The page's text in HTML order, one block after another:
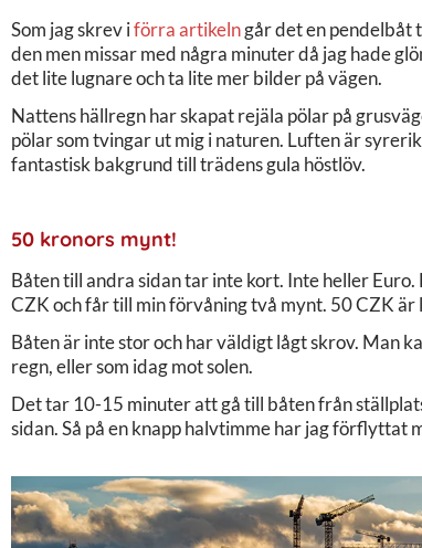
Som jag skrev iförra artikelngår det en pendelbåt
den men missar med några minuter då jag hade
det lite lugnare och ta lite mer bilder på vägen.
Nattens hällregn har skapat rejäla pölar på
pölar som tvingar ut mig i naturen. Luften är
fantastisk bakgrund till trädens gula höstlöv.
50 kronors mynt!
Båten till andra sidan tar inte kort. Inte heller
CZK och får till min förvåning två mynt. 50 CZK
Båten är inte stor och har väldigt lågt skrov. Man
regn, eller som idag mot solen.
Det tar 10-15 minuter att gå till båten från
sidan. Så på en knapp halvtimme har jag förflyttat